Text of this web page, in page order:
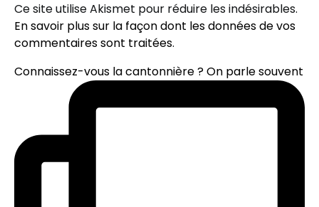
Ce site utilise Akismet pour réduire les indésirables.
En savoir plus sur la façon dont les données de vos
commentaires sont traitées.
Connaissez-vous la cantonnière ? On parle souvent